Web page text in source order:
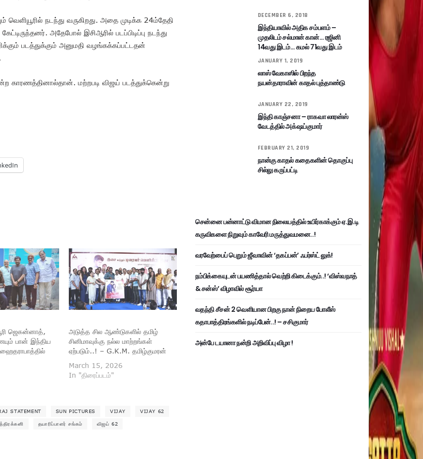
வெளியூரில் நடந்து வருகிறது. அதை முடிக்க 24ம்தேதி
அதேபோல் இசிஆரில் படப்பிடிப்பு நடந்து
படத்துக்கும் அனுமதி வழங்கக்கப்பட்டதன்
காரணத்தினால்தான். மற்றபடி விஜய் படத்துக்கென்று
ஜெகன்னாத்,
பான் இந்திய
ஹைதராபாத்தில்
அடுத்த சில ஆண்டுகளில் தமிழ்
சினிமாவுக்கு நல்ல மாற்றங்கள்
ஏற்படும்..! – G.K.M. தமிழ்குமரன்
March 15, 2026
In "திரைப்படம்"
STATEMENT SUN PICTURES VIJAY VIJAY 62
தயாரிப்பாளர் சங்கம் விஜய் 62
DECEMBER 6, 2018
இந்தியாவில் அதிக சம்பளம் –
முதலிடம் சல்மான் கான்… ரஜினி
14வது இடம்… கமல் 71வது இடம்
JANUARY 1, 2019
லாஸ் வேகாஸில் பிறந்த
நயன்தாராவின் காதல் புத்தாண்டு
JANUARY 22, 2019
இந்தி காஞ்சனா – ராகவா லாரன்ஸ்
வேடத்தில் அக்‌ஷய்குமார்
FEBRUARY 21, 2019
நான்கு காதல் கதைகளின் தொகுப்பு
சில்லு கருப்பட்டி
சென்னை பன்னாட்டு விமான நிலையத்தில் உயிர்காக்கும் ஏ.இ.டி
கருவிகளை நிறுவும் காவேரி மருத்துவமனை..!
வரவேற்பைப் பெறும் ஜீவாவின் ‘தகப்பன்’ ஃபர்ஸ்ட் லுக்!
நம்பிக்கையுடன் பயணித்தால் வெற்றி கிடைக்கும்..! ‘விஸ்வநாத்
& சன்ஸ்’ விழாவில் சூர்யா
வதந்தி சீசன் 2 வெளியான பிறகு நான் நிறைய போலீஸ்
கதாபாத்திரங்களில் நடிப்பேன்..! – சசிகுமார்
அன்பே டயானா நன்றி அறிவிப்பு விழா !